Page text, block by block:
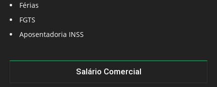
Férias
FGTS
Aposentadoria INSS
Salário Comercial